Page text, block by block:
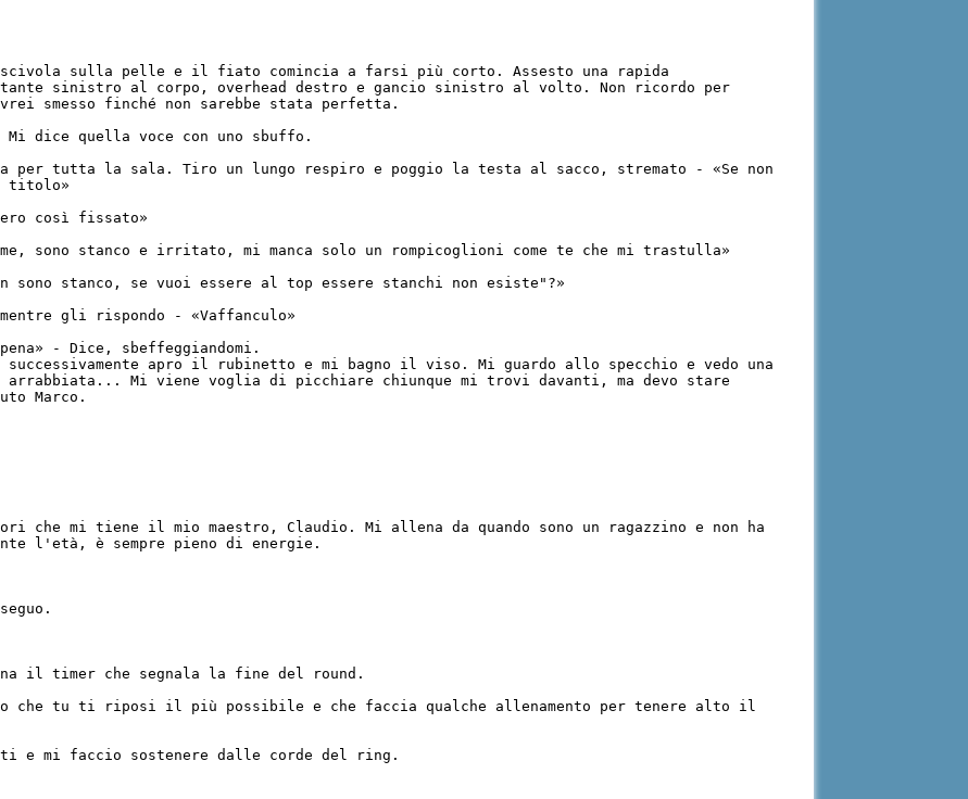
scivola sulla pelle e il fiato comincia a farsi più corto. Assesto una rapida
sinistro al corpo, overhead destro e gancio sinistro al volto. Non ricordo per
smesso finché non sarebbe stata perfetta.
dice quella voce con uno sbuffo.
per tutta la sala. Tiro un lungo respiro e poggio la testa al sacco, stremato - «Se non
titolo»
così fissato»
sono stanco e irritato, mi manca solo un rompicoglioni come te che mi trastulla»
stanco, se vuoi essere al top essere stanchi non esiste"?»
gli rispondo - «Vaffanculo»
- Dice, sbeffeggiandomi.
apro il rubinetto e mi bagno il viso. Mi guardo allo specchio e vedo una
arrabbiata... Mi viene voglia di picchiare chiunque mi trovi davanti, ma devo stare
Marco.
che mi tiene il mio maestro, Claudio. Mi allena da quando sono un ragazzino e non ha
l'età, è sempre pieno di energie.
il timer che segnala la fine del round.
che tu ti riposi il più possibile e che faccia qualche allenamento per tenere alto il
e mi faccio sostenere dalle corde del ring.